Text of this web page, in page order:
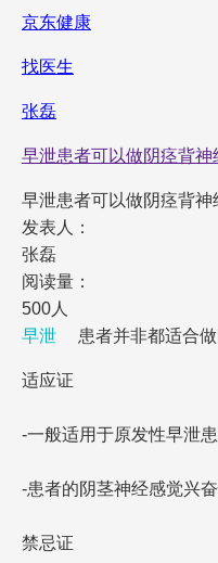
京东健康
找医生
张磊
早泄患者可以做阴痉背神
早泄患者可以做阴痉背神
发表人：
张磊
阅读量：
500人
早泄
患者并非都适合
适应证
-一般适用于原发性早泄
-患者的阴茎神经感觉兴
禁忌证